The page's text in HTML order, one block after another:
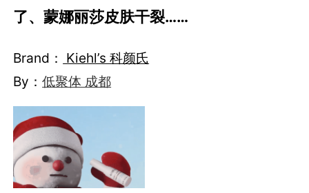
了、蒙娜丽莎皮肤干裂……
Brand： Kiehl’s 科颜氏
By：低聚体 成都